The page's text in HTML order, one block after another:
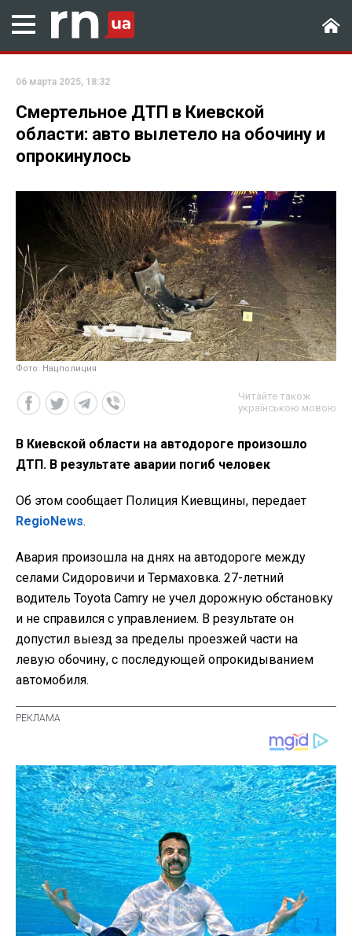
06 марта 2025, 18:32
Смертельное ДТП в Киевской
области: авто вылетело на обочину и
опрокинулось
Фото: Нацполиция
Читайте також
українською мовою
В Киевской области на автодороге произошло
ДТП. В результате аварии погиб человек
Об этом сообщает Полиция Киевщины, передает
RegioNews.
Авария произошла на днях на автодороге между
селами Сидоровичи и Термаховка. 27-летний
водитель Toyota Camry не учел дорожную обстановку
и не справился с управлением. В результате он
допустил выезд за пределы проезжей части на
левую обочину, с последующей опрокидыванием
автомобиля.